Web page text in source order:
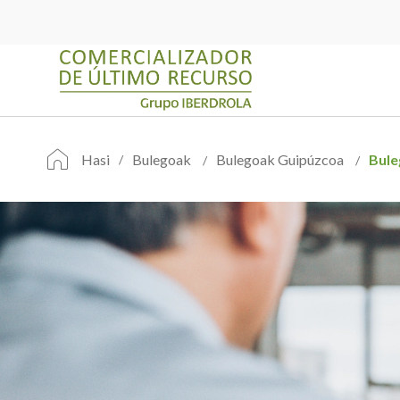
Hasi Bulegoak Bulegoak Guipúzcoa